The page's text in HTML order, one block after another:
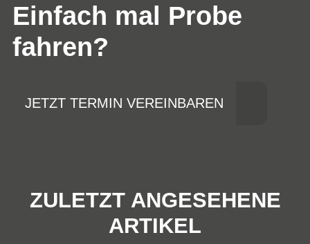
Einfach mal Probe
fahren?
JETZT TERMIN VEREINBAREN
ZULETZT ANGESEHENE
ARTIKEL